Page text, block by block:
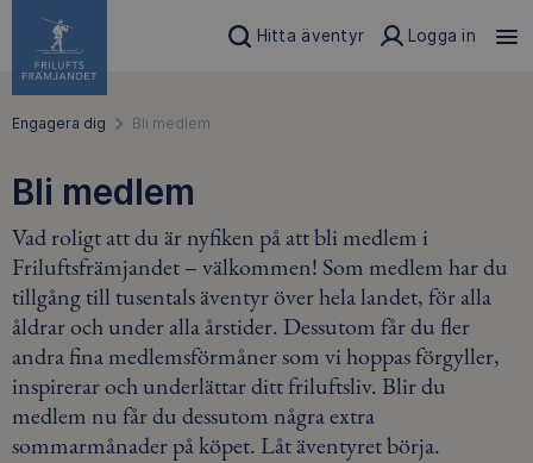
Hitta äventyr Logga in
Engagera dig Bli medlem
Bli medlem
Vad roligt att du är nyfiken på att bli medlem i
Friluftsfrämjandet – välkommen! Som medlem har du
tillgång till tusentals äventyr över hela landet, för alla
åldrar och under alla årstider. Dessutom får du fler
andra fina medlemsförmåner som vi hoppas förgyller,
inspirerar och underlättar ditt friluftsliv. Blir du
medlem nu får du dessutom några extra
sommarmånader på köpet. Låt äventyret börja.